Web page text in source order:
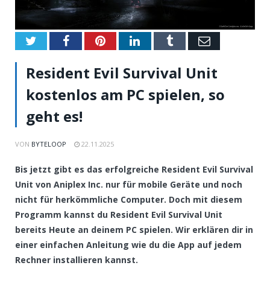
TwitterFacebookPinterestLinkedInTumblrEmail
Resident Evil Survival Unit
kostenlos am PC spielen, so
geht es!
VON BYTELOOP 22.11.2025
Bis jetzt gibt es das erfolgreiche Resident Evil Survival
Unit von Aniplex Inc. nur für mobile Geräte und noch
nicht für herkömmliche Computer. Doch mit diesem
Programm kannst du Resident Evil Survival Unit
bereits Heute an deinem PC spielen. Wir erklären dir in
einer einfachen Anleitung wie du die App auf jedem
Rechner installieren kannst.